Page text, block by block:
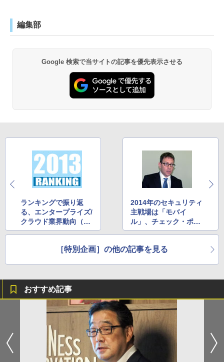
編集部
Google 検索で当サイトの記事を優先表示させる
ランキングで振り返
る、エンタープライズ/
クラウド業界動向（7
月～9月）
2014年のセキュリティ
主戦場は「モバイ
ル」、チェック・ポイ
ントに要点を訊く
［特別企画］の他の記事を見る
おすすめ記事